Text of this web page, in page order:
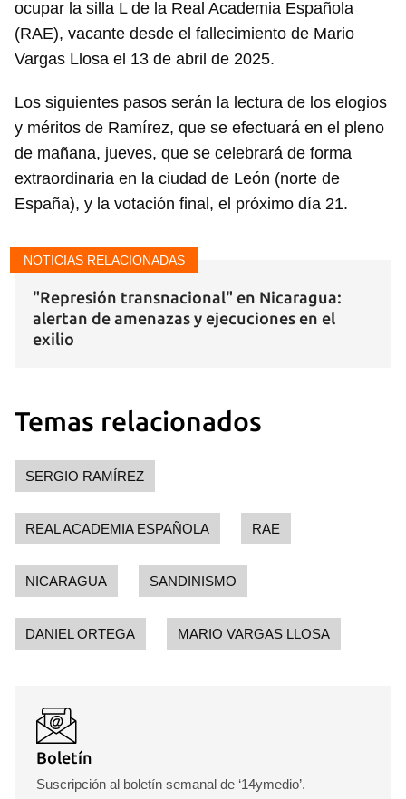
Para poder guardar como favorito, primero has de
iniciar sesión con tu cuenta de 14ymedio.
ocupar la silla L de la Real Academia Española
(RAE), vacante desde el fallecimiento de Mario
Vargas Llosa el 13 de abril de 2025.
Los siguientes pasos serán la lectura de los elogios
y méritos de Ramírez, que se efectuará en el pleno
de mañana, jueves, que se celebrará de forma
extraordinaria en la ciudad de León (norte de
España), y la votación final, el próximo día 21.
NOTICIAS RELACIONADAS
"Represión transnacional" en Nicaragua:
alertan de amenazas y ejecuciones en el
exilio
Temas relacionados
SERGIO RAMÍREZ
REAL ACADEMIA ESPAÑOLA RAE
NICARAGUA SANDINISMO
DANIEL ORTEGA MARIO VARGAS LLOSA
Boletín
Suscripción al boletín semanal de ‘14ymedio’.